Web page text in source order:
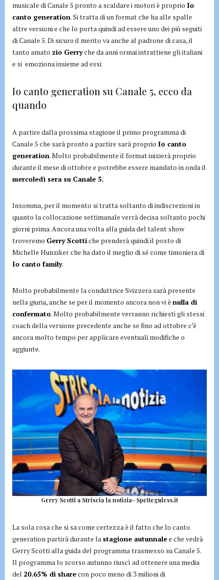
musicale di Canale 5 pronto a scaldare i motori è proprio Io
canto generation. Si tratta di un format che ha alle spalle
altre versioni e che lo porta quindi ad essere uno dei più seguiti
di Canale 5. Di sicuro il merito va anche al padrone di casa, il
tanto amato zio Gerryche da anni ormai intrattiene gli italiani
e si emoziona insieme ad essi.
Io canto generation su Canale 5, ecco da
quando
A partire dalla prossima stagione il primo programma di
Canale 5 che sarà pronto a partire sarà proprio Io canto
generation. Molto probabilmente il format inizierà proprio
durante il mese di ottobre e potrebbe essere mandato in onda il
mercoledì sera su Canale 5.
Insomma, per il momento si tratta soltanto di indiscrezioni in
quanto la collocazione settimanale verrà decisa soltanto pochi
giorni prima. Ancora una volta alla guida del talent show
troveremo Gerry Scottiche prenderà quindi il posto di
Michelle Hunziker che ha dato il meglio di sé come timoniera di
Io canto family.
Molto probabilmente la conduttrice Svizzera sarà presente
nella giuria, anche se per il momento ancora non vi è nulla di
confermato. Molto probabilmente verranno richiesti gli stessi
coach della versione precedente anche se fino ad ottobre c’è
ancora molto tempo per applicare eventuali modifiche o
aggiunte.
Gerry Scotti a Striscia la notizia- Spetteguless.it
La sola cosa che si sa come certezza è il fatto che Io canto
generation partirà durante la stagione autunnalee che vedrà
Gerry Scotti alla guida del programma trasmesso su Canale 5.
Il programma lo scorso autunno riuscì ad ottenere una media
del 20.65% di sharecon poco meno di 3 milioni di